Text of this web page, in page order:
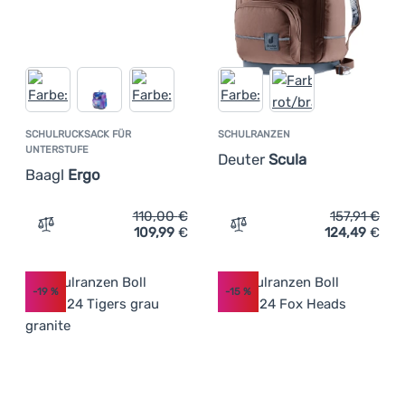
SCHULRUCKSACK FÜR
UNTERSTUFE
Baagl Ergo
Zum Vergleich 'Schulrucksack für Unterstufe Baagl
110,00€
109,99 €
SCHULRANZEN
Deuter Scula
Zum Vergleich
157,91€
124,49 €
-19 % -15%